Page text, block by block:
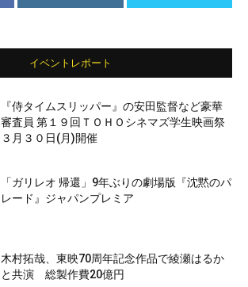
イベントレポート
『侍タイムスリッパー』の安田監督など豪華
審査員 第１９回ＴＯＨＯシネマズ学生映画祭
３月３０日(月)開催
「ガリレオ 帰還」9年ぶりの劇場版『沈黙のパ
レード』ジャパンプレミア
木村拓哉、東映70周年記念作品で綾瀬はるか
と共演 総製作費20億円